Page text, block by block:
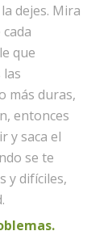
dejes. Mira
que
más duras,
entonces
y saca el
se te
y difíciles,